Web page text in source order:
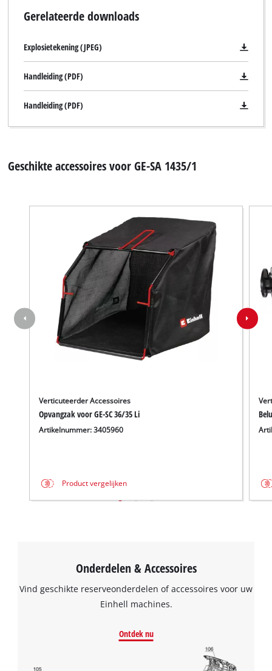
Gerelateerde downloads
Explosietekening (JPEG)
Handleiding (PDF)
Handleiding (PDF)
Geschikte accessoires voor GE-SA 1435/1
Verticuteerder Accessoires
Opvangzak voor GE-SC 36/35 Li
Artikelnummer: 3405960
Product vergelijken
Onderdelen & Accessoires
Vind geschikte reserveonderdelen of accessoires voor uw
Einhell machines.
Ontdek nu